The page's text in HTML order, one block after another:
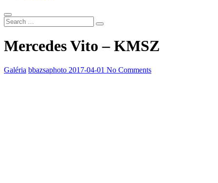
Mercedes Vito – KMSZ
Galéria bbazsaphoto 2017-04-01 No Comments